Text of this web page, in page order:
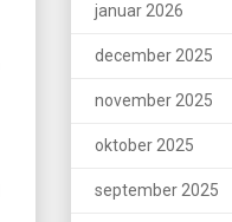
januar 2026
december 2025
november 2025
oktober 2025
september 2025